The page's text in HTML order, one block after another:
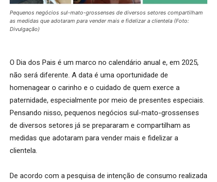
Pequenos negócios sul-mato-grossenses de diversos setores compartilham
as medidas que adotaram para vender mais e fidelizar a clientela (Foto:
Divulgação)
O Dia dos Pais é um marco no calendário anual e, em 2025,
não será diferente. A data é uma oportunidade de
homenagear o carinho e o cuidado de quem exerce a
paternidade, especialmente por meio de presentes especiais.
Pensando nisso, pequenos negócios sul-mato-grossenses
de diversos setores já se prepararam e compartilham as
medidas que adotaram para vender mais e fidelizar a
clientela.
De acordo com a pesquisa de intenção de consumo realizada